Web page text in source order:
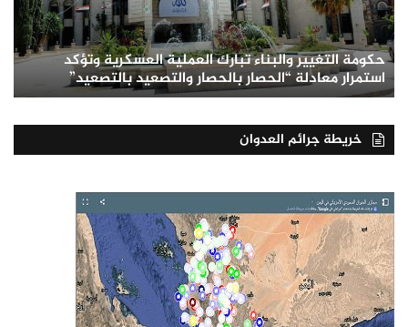
حكومة التغيير والبناء تبارك العملية العسكرية وتؤكد
استمرار معادلة “الحصار بالحصار والتصعيد بالتصعيد”
خريطة جرائم العدوان